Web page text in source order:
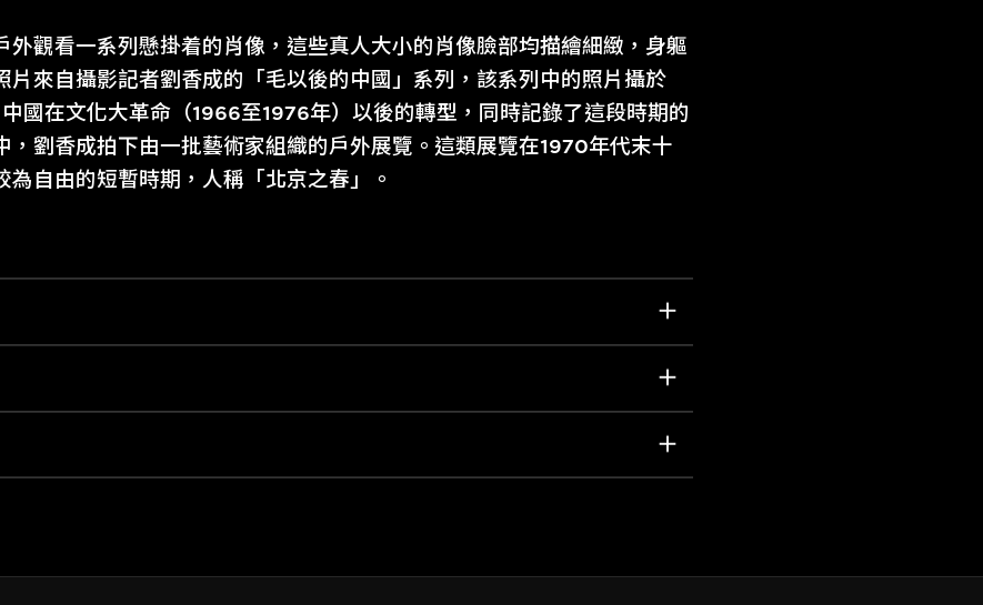
外觀看一系列懸掛着的肖像，這些真人大小的肖像臉部均描繪細緻，身軀
片來自攝影記者劉香成的「毛以後的中國」系列，該系列中的照片攝於
國在文化大革命（1966至1976年）以後的轉型，同時記錄了這段時期的
，劉香成拍下由一批藝術家組織的戶外展覽。這類展覽在1970年代末十
為自由的短暫時期，人稱「北京之春」。